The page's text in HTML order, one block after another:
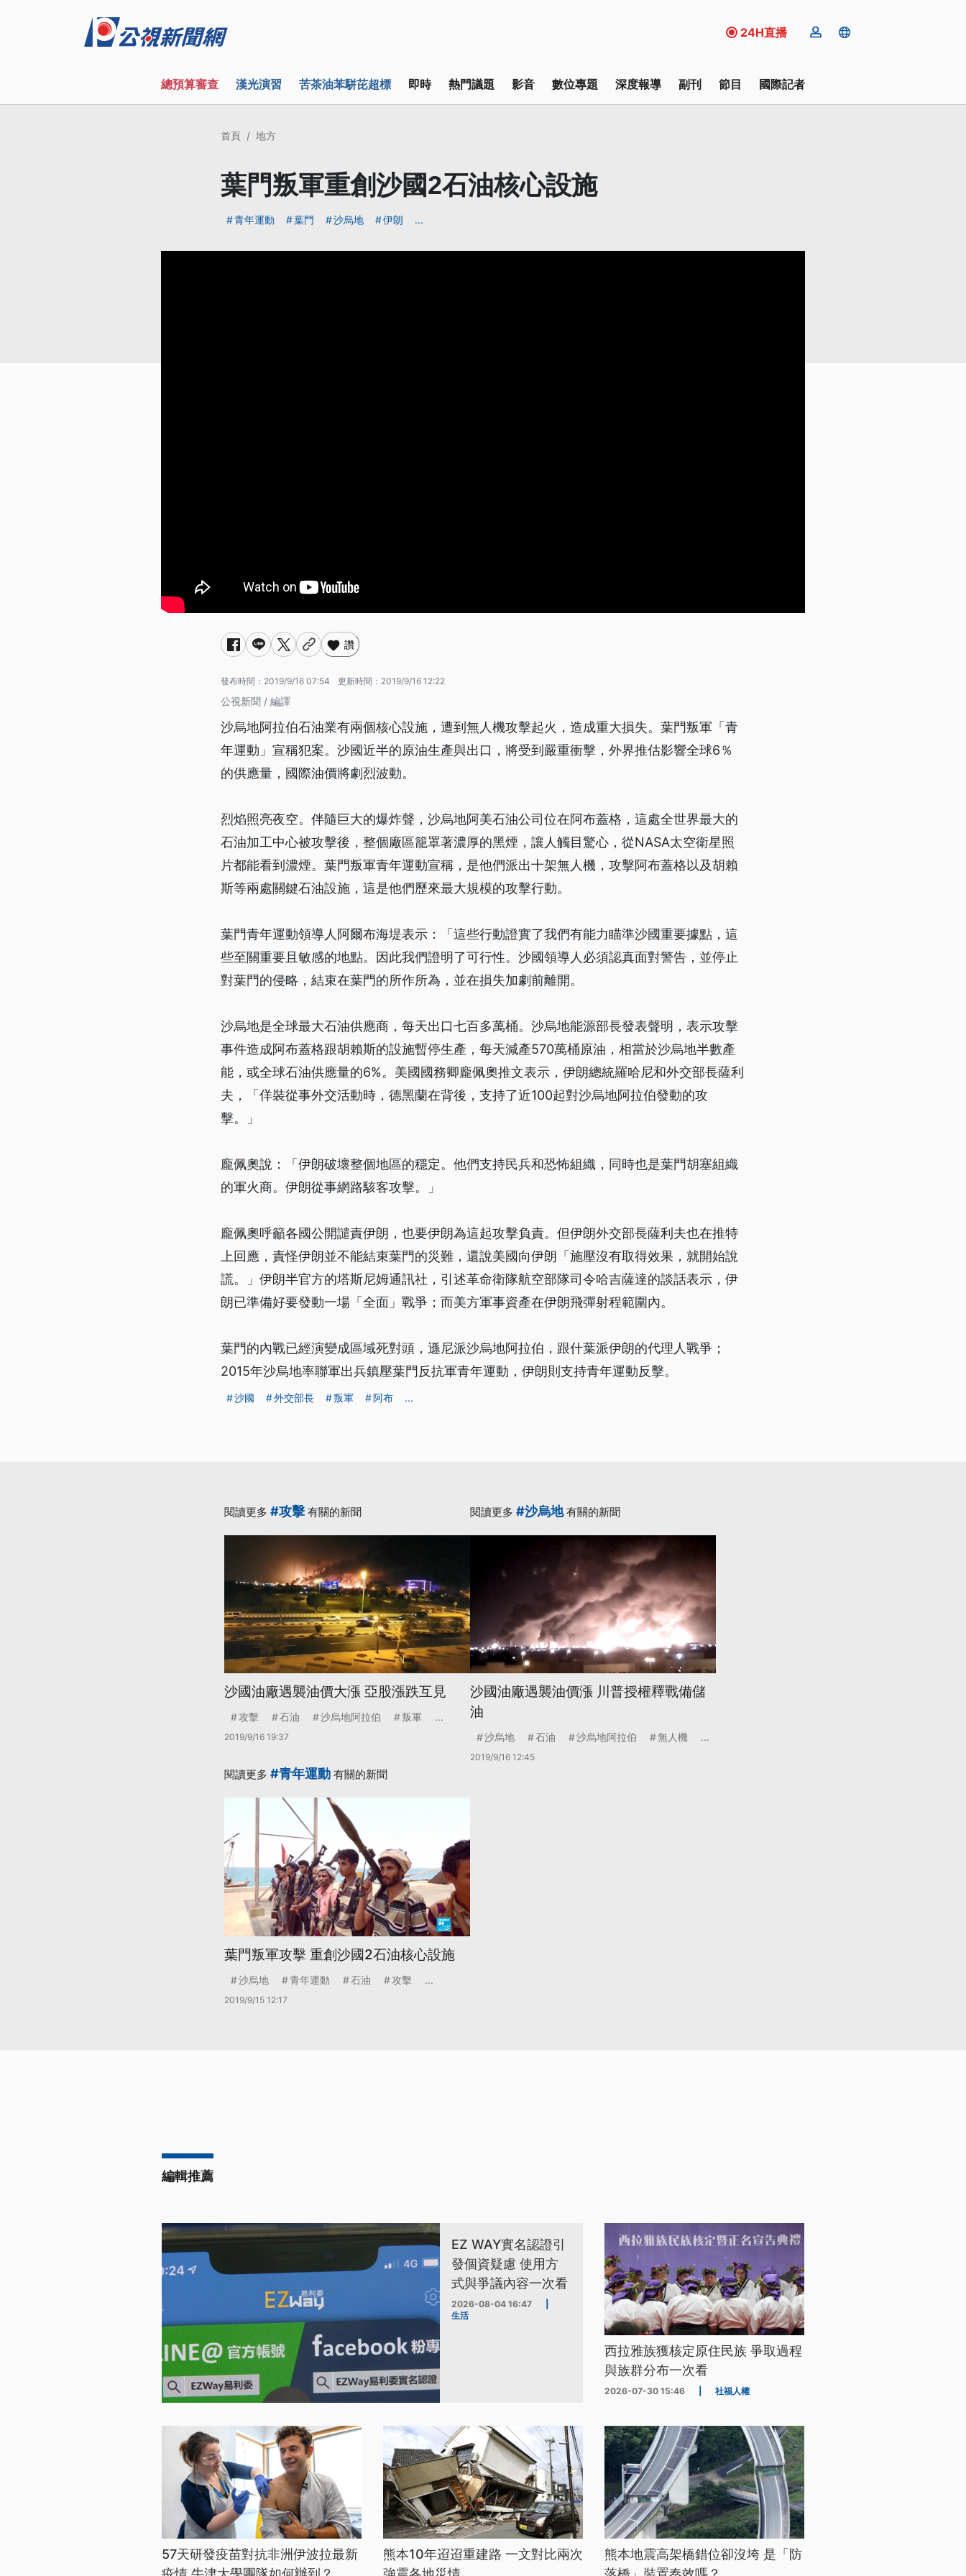
24H直播
總預算審查 漢光演習 苦茶油苯駢芘超標 即時 熱門議題 影音 數位專題 深度報導 副刊 節目 國際記者
首頁 地方
葉門叛軍重創沙國2石油核心設施
青年運動 葉門 沙烏地 伊朗 ...
讚
發布時間： 2019/9/16 07:54 更新時間： 2019/9/16 12:22
公視新聞 / 編譯
沙烏地阿拉伯石油業有兩個核心設施，遭到無人機攻擊起火，造成重大損失。葉門叛軍「青
年運動」宣稱犯案。沙國近半的原油生產與出口，將受到嚴重衝擊，外界推估影響全球6％
的供應量，國際油價將劇烈波動。
烈焰照亮夜空。伴隨巨大的爆炸聲，沙烏地阿美石油公司位在阿布蓋格，這處全世界最大的
石油加工中心被攻擊後，整個廠區籠罩著濃厚的黑煙，讓人觸目驚心，從NASA太空衛星照
片都能看到濃煙。葉門叛軍青年運動宣稱，是他們派出十架無人機，攻擊阿布蓋格以及胡賴
斯等兩處關鍵石油設施，這是他們歷來最大規模的攻擊行動。
葉門青年運動領導人阿爾布海堤表示：「這些行動證實了我們有能力瞄準沙國重要據點，這
些至關重要且敏感的地點。因此我們證明了可行性。沙國領導人必須認真面對警告，並停止
對葉門的侵略，結束在葉門的所作所為，並在損失加劇前離開。
沙烏地是全球最大石油供應商，每天出口七百多萬桶。沙烏地能源部長發表聲明，表示攻擊
事件造成阿布蓋格跟胡賴斯的設施暫停生產，每天減產570萬桶原油，相當於沙烏地半數產
能，或全球石油供應量的6%。美國國務卿龐佩奧推文表示，伊朗總統羅哈尼和外交部長薩利
夫，「佯裝從事外交活動時，德黑蘭在背後，支持了近100起對沙烏地阿拉伯發動的攻
擊。」
龐佩奧說：「伊朗破壞整個地區的穩定。他們支持民兵和恐怖組織，同時也是葉門胡塞組織
的軍火商。伊朗從事網路駭客攻擊。」
龐佩奧呼籲各國公開譴責伊朗，也要伊朗為這起攻擊負責。但伊朗外交部長薩利夫也在推特
上回應，責怪伊朗並不能結束葉門的災難，還說美國向伊朗「施壓沒有取得效果，就開始說
謊。」伊朗半官方的塔斯尼姆通訊社，引述革命衛隊航空部隊司令哈吉薩達的談話表示，伊
朗已準備好要發動一場「全面」戰爭；而美方軍事資產在伊朗飛彈射程範圍內。
葉門的內戰已經演變成區域死對頭，遜尼派沙烏地阿拉伯，跟什葉派伊朗的代理人戰爭；
2015年沙烏地率聯軍出兵鎮壓葉門反抗軍青年運動，伊朗則支持青年運動反擊。
沙國 外交部長 叛軍 阿布 ...
閱讀更多 #攻擊 有關的新聞
沙國油廠遇襲油價大漲 亞股漲跌互見
攻擊 石油 沙烏地阿拉伯 叛軍 ...
2019/9/16 19:37
閱讀更多 #沙烏地有關的新聞
沙國油廠遇襲油價漲 川普授權釋戰備儲
油
沙烏地 石油 沙烏地阿拉伯 無人機 ...
2019/9/16 12:45
閱讀更多 #青年運動 有關的新聞
葉門叛軍攻擊 重創沙國2石油核心設施
沙烏地 青年運動 石油 攻擊 ...
2019/9/15 12:17
編輯推薦
EZ WAY實名認證引
發個資疑慮 使用方
式與爭議內容一次看
2026-08-04 16:47
生活
西拉雅族獲核定原住民族 爭取過程
與族群分布一次看
2026-07-30 15:46 社福人權
57天研發疫苗對抗非洲伊波拉最新
熊本10年迢迢重建路 一文對比兩次
熊本地震高架橋錯位卻沒垮 是「防